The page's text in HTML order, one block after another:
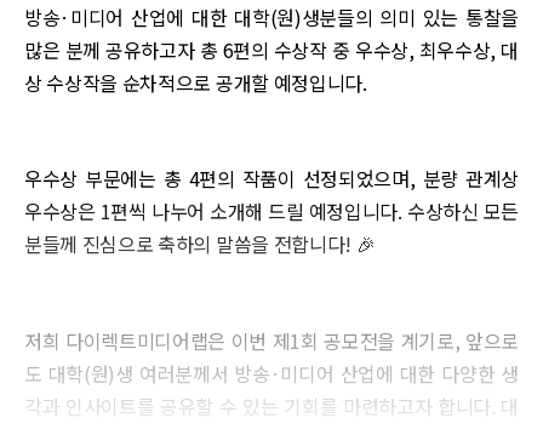
방송·미디어 산업에 대한 대학(원)생분들의 의미 있는 통찰을
많은 분께 공유하고자 총 6편의 수상작 중 우수상, 최우수상, 대
상 수상작을 순차적으로 공개할 예정입니다.
우수상 부문에는 총 4편의 작품이 선정되었으며, 분량 관계상
우수상은 1편씩 나누어 소개해 드릴 예정입니다. 수상하신 모든
분들께 진심으로 축하의 말씀을 전합니다! 🎉
저희 다이렉트미디어랩은 이번 제1회 공모전을 계기로, 앞으로
도 대학(원)생 여러분께서 방송·미디어 산업에 대한 다양한 생
각과 인사이트를 공유할 수 있는 기회를 마련하고자 합니다. 대